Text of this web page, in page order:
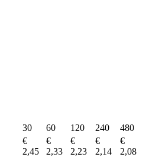
30 60 120 240
480
€
2,45
€
2,33
€
2,23
€
2,14
€
2,08